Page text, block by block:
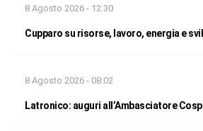
8 Agosto 2026 - 12:30
Cupparo su risorse, lavoro, energia e
8 Agosto 2026 - 08:02
Latronico: auguri all’Ambasciatore